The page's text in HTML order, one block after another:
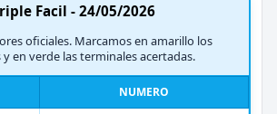
Facil - 24/05/2026
oficiales. Marcamos en amarillo los
en verde las terminales acertadas.
NUMERO